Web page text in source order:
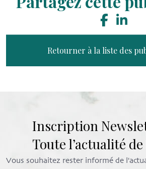
Retourner à la liste des
Inscription
Toute l’actualité de
Vous souhaitez rester informé de